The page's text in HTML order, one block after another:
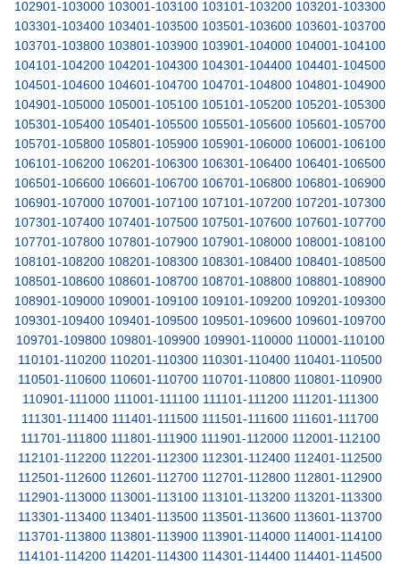
102901-103000 103001-103100 103101-103200 103201-103300
103301-103400 103401-103500 103501-103600 103601-103700
103701-103800 103801-103900 103901-104000 104001-104100
104101-104200 104201-104300 104301-104400 104401-104500
104501-104600 104601-104700 104701-104800 104801-104900
104901-105000 105001-105100 105101-105200 105201-105300
105301-105400 105401-105500 105501-105600 105601-105700
105701-105800 105801-105900 105901-106000 106001-106100
106101-106200 106201-106300 106301-106400 106401-106500
106501-106600 106601-106700 106701-106800 106801-106900
106901-107000 107001-107100 107101-107200 107201-107300
107301-107400 107401-107500 107501-107600 107601-107700
107701-107800 107801-107900 107901-108000 108001-108100
108101-108200 108201-108300 108301-108400 108401-108500
108501-108600 108601-108700 108701-108800 108801-108900
108901-109000 109001-109100 109101-109200 109201-109300
109301-109400 109401-109500 109501-109600 109601-109700
109701-109800 109801-109900 109901-110000 110001-110100
110101-110200 110201-110300 110301-110400 110401-110500
110501-110600 110601-110700 110701-110800 110801-110900
110901-111000 111001-111100 111101-111200 111201-111300
111301-111400 111401-111500 111501-111600 111601-111700
111701-111800 111801-111900 111901-112000 112001-112100
112101-112200 112201-112300 112301-112400 112401-112500
112501-112600 112601-112700 112701-112800 112801-112900
112901-113000 113001-113100 113101-113200 113201-113300
113301-113400 113401-113500 113501-113600 113601-113700
113701-113800 113801-113900 113901-114000 114001-114100
114101-114200 114201-114300 114301-114400 114401-114500